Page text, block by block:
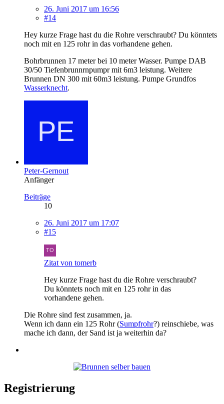
26. Juni 2017 um 16:56
#14
Hey kurze Frage hast du die Rohre verschraubt? Du könntets
noch mit en 125 rohr in das vorhandene gehen.
Bohrbrunnen 17 meter bei 10 meter Wasser. Pumpe DAB
30/50 Tiefenbrunnrnpumpr mit 6m3 leistung. Weitere
Brunnen DN 300 mit 60m3 leistung. Pumpe Grundfos
Wasserknecht.
Peter-Gernout
Anfänger
Beiträge
10
26. Juni 2017 um 17:07
#15
Zitat von tomerb
Hey kurze Frage hast du die Rohre verschraubt?
Du könntets noch mit en 125 rohr in das
vorhandene gehen.
Die Rohre sind fest zusammen, ja.
Wenn ich dann ein 125 Rohr (Sumpfrohr?) reinschiebe, was
mache ich dann, der Sand ist ja weiterhin da?
Registrierung